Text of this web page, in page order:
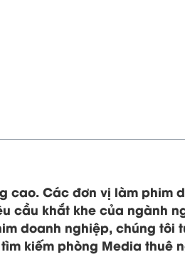
cao. Các đơn vị làm phim
cầu khắt khe của ngành
doanh nghiệp, chúng tôi
kiếm phòng Media thuê